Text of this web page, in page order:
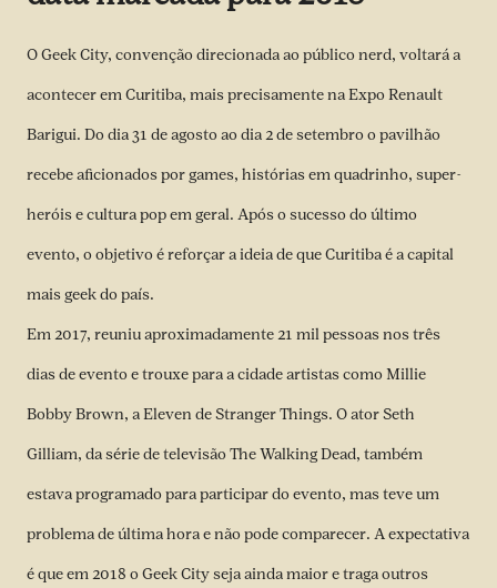
O Geek City, convenção direcionada ao público nerd, voltará a
acontecer em Curitiba, mais precisamente na Expo Renault
Barigui. Do dia 31 de agosto ao dia 2 de setembro o pavilhão
recebe aficionados por games, histórias em quadrinho, super-
heróis e cultura pop em geral. Após o sucesso do último
evento, o objetivo é reforçar a ideia de que Curitiba é a capital
mais geek do país.
Em 2017, reuniu aproximadamente 21 mil pessoas nos três
dias de evento e trouxe para a cidade artistas como Millie
Bobby Brown, a Eleven de Stranger Things. O ator Seth
Gilliam, da série de televisão The Walking Dead, também
estava programado para participar do evento, mas teve um
problema de última hora e não pode comparecer. A expectativa
é que em 2018 o Geek City seja ainda maior e traga outros